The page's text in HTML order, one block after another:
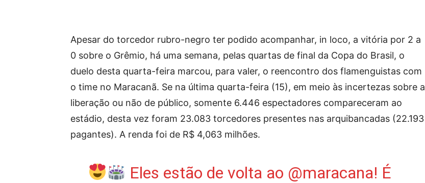
Apesar do torcedor rubro-negro ter podido acompanhar, in loco, a vitória por 2 a
0 sobre o Grêmio, há uma semana, pelas quartas de final da Copa do Brasil, o
duelo desta quarta-feira marcou, para valer, o reencontro dos flamenguistas com
o time no Maracanã. Se na última quarta-feira (15), em meio às incertezas sobre a
liberação ou não de público, somente 6.446 espectadores compareceram ao
estádio, desta vez foram 23.083 torcedores presentes nas arquibancadas (22.193
pagantes). A renda foi de R$ 4,063 milhões.
Eles estão de volta ao @maracana! É